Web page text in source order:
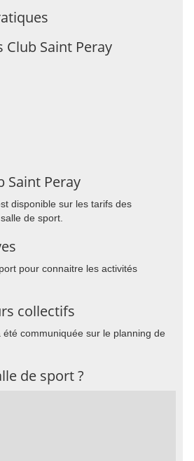
Club Saint Peray
Saint Peray
disponible sur les tarifs des
de sport.
pour connaitre les activités
collectifs
communiquée sur le planning de
de sport ?